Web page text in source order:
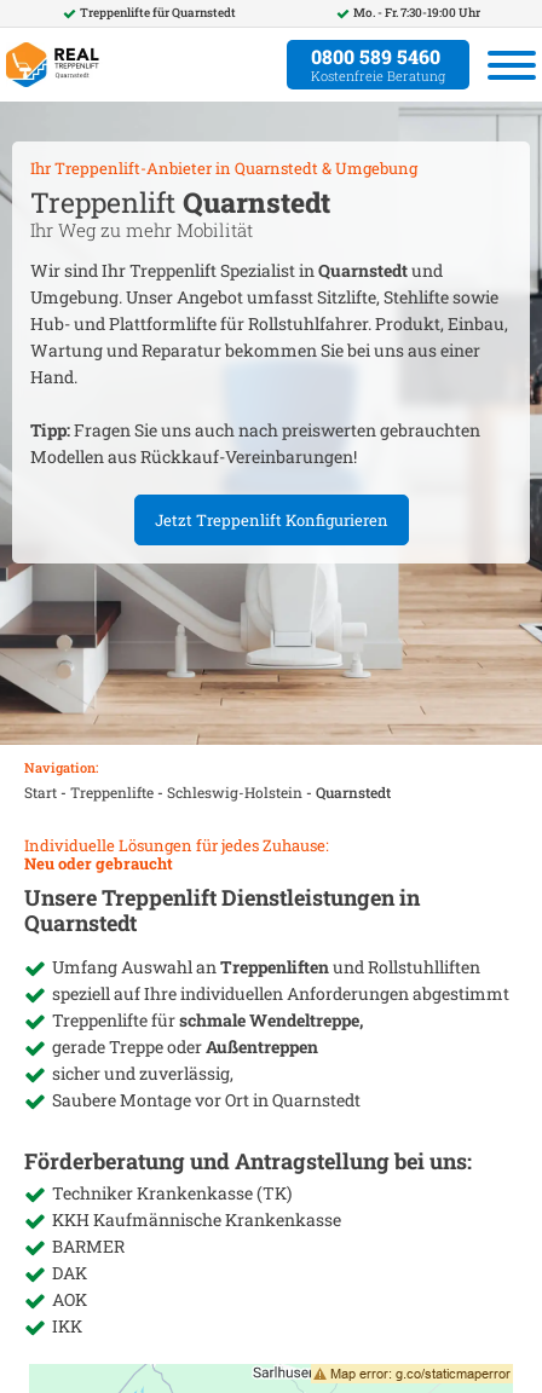
Treppenlifte fürQuarnstedt Mo. - Fr. 7:30-19:00 Uhr
0800 589 5460
Kostenfreie Beratung
Ihr Treppenlift-Anbieter in Quarnstedt& Umgebung
Treppenlift Quarnstedt
Ihr Weg zu mehr Mobilität
Wir sind Ihr Treppenlift Spezialist inQuarnstedtund
Umgebung. Unser Angebot umfasst Sitzlifte, Stehlifte sowie
Hub- und Plattformlifte für Rollstuhlfahrer. Produkt, Einbau,
Wartung und Reparatur bekommen Sie bei uns aus einer
Hand.
Tipp:Fragen Sie uns auch nach preiswerten gebrauchten
Modellen aus Rückkauf-Vereinbarungen!
Jetzt Treppenlift Konfigurieren
Navigation:
Start- Treppenlifte- Schleswig-Holstein - Quarnstedt
Individuelle Lösungen für jedes Zuhause:
Neu oder gebraucht
Unsere Treppenlift Dienstleistungen in
Quarnstedt
Umfang Auswahl anTreppenliftenund Rollstuhlliften
speziell auf Ihre individuellen Anforderungen abgestimmt
Treppenlifte fürschmale Wendeltreppe,
gerade Treppe oderAußentreppen
sicher und zuverlässig,
Saubere Montage vor Ort inQuarnstedt
Förderberatung und Antragstellung bei uns:
Techniker Krankenkasse (TK)
KKH Kaufmännische Krankenkasse
BARMER
DAK
AOK
IKK